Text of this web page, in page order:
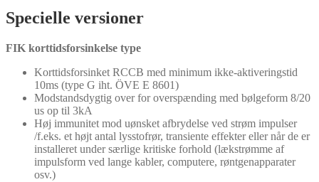
Specielle versioner
FIK korttidsforsinkelse type
Korttidsforsinket RCCB med minimum ikke-aktiveringstid
10ms (type G iht. ÖVE E 8601)
Modstandsdygtig over for overspænding med bølgeform 8/20
us op til 3kA
Høj immunitet mod uønsket afbrydelse ved strøm impulser
/f.eks. et højt antal lysstofrør, transiente effekter eller når de er
installeret under særlige kritiske forhold (lækstrømme af
impulsform ved lange kabler, computere, røntgenapparater
osv.)